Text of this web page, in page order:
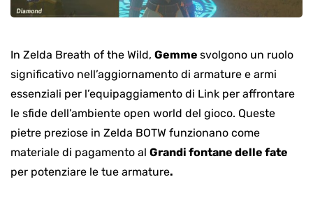
In Zelda Breath of the Wild, Gemme svolgono un ruolo
significativo nell’aggiornamento di armature e armi
essenziali per l’equipaggiamento di Link per affrontare
le sfide dell’ambiente open world del gioco. Queste
pietre preziose in Zelda BOTW funzionano come
materiale di pagamento al Grandi fontane delle fate
per potenziare le tue armature.